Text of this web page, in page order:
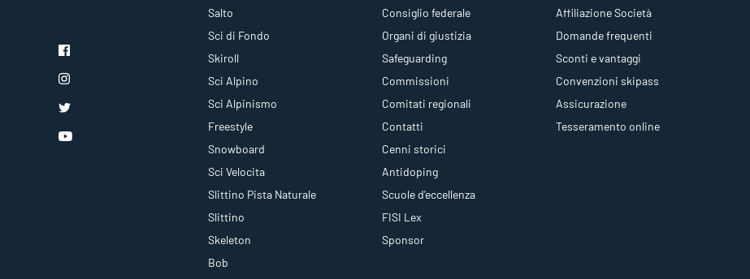
Salto
Sci di Fondo
Skiroll
Sci Alpino
Sci Alpinismo
Freestyle
Snowboard
Sci Velocita
Slittino Pista Naturale
Slittino
Skeleton
Bob
Consiglio federale
Organi di giustizia
Safeguarding
Commissioni
Comitati regionali
Contatti
Cenni storici
Antidoping
Scuole d'eccellenza
FISI Lex
Sponsor
Affiliazione Società
Domande frequenti
Sconti e vantaggi
Convenzioni skipass
Assicurazione
Tesseramento online